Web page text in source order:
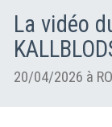
La vidéo
20/04/2026 à